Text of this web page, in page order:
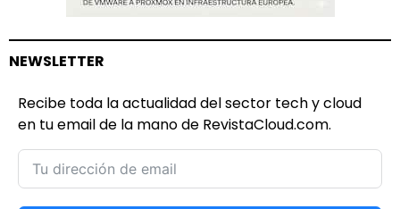
NEWSLETTER
Recibe toda la actualidad del sector tech y cloud
en tu email de la mano de RevistaCloud.com.